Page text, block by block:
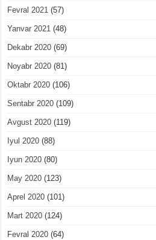
Fevral 2021 (57)
Yanvar 2021 (48)
Dekabr 2020 (69)
Noyabr 2020 (81)
Oktabr 2020 (106)
Sentabr 2020 (109)
Avgust 2020 (119)
Iyul 2020 (88)
Iyun 2020 (80)
May 2020 (123)
Aprel 2020 (101)
Mart 2020 (124)
Fevral 2020 (64)